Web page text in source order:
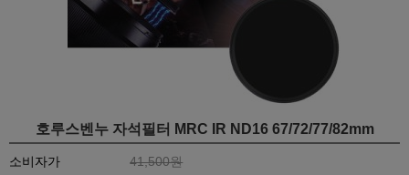
호루스벤누 자석필터 MRC IR ND16 67/72/77/82mm
소비자가
41,500원